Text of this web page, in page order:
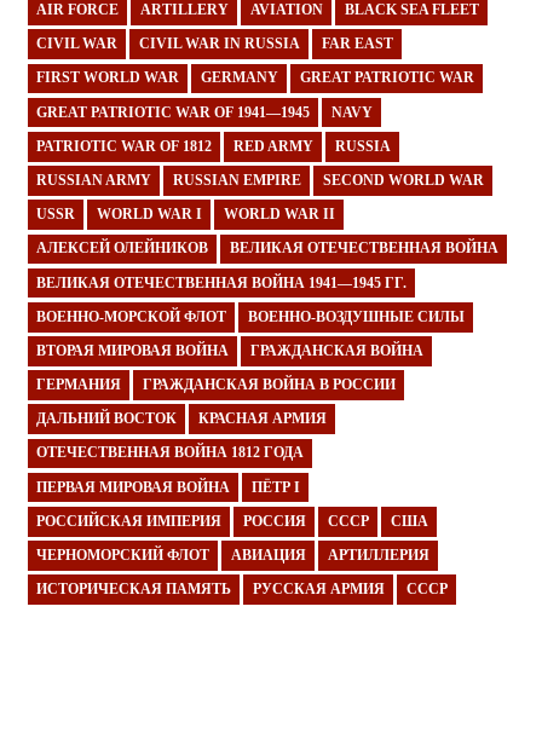
AIR FORCE ARTILLERY AVIATION BLACK SEA FLEET
CIVIL WAR CIVIL WAR IN RUSSIA FAR EAST
FIRST WORLD WAR GERMANY GREAT PATRIOTIC WAR
GREAT PATRIOTIC WAR OF 1941—1945 NAVY
PATRIOTIC WAR OF 1812 RED ARMY RUSSIA
RUSSIAN ARMY RUSSIAN EMPIRE SECOND WORLD WAR
USSR WORLD WAR I WORLD WAR II
АЛЕКСЕЙ ОЛЕЙНИКОВ ВЕЛИКАЯ ОТЕЧЕСТВЕННАЯ ВОЙНА
ВЕЛИКАЯ ОТЕЧЕСТВЕННАЯ ВОЙНА 1941—1945 ГГ.
ВОЕННО-МОРСКОЙ ФЛОТ ВОЕННО-ВОЗДУШНЫЕ СИЛЫ
ВТОРАЯ МИРОВАЯ ВОЙНА ГРАЖДАНСКАЯ ВОЙНА
ГЕРМАНИЯ ГРАЖДАНСКАЯ ВОЙНА В РОССИИ
ДАЛЬНИЙ ВОСТОК КРАСНАЯ АРМИЯ
ОТЕЧЕСТВЕННАЯ ВОЙНА 1812 ГОДА
ПЕРВАЯ МИРОВАЯ ВОЙНА ПЁТР I
РОССИЙСКАЯ ИМПЕРИЯ РОССИЯ СССР США
ЧЕРНОМОРСКИЙ ФЛОТ АВИАЦИЯ АРТИЛЛЕРИЯ
ИСТОРИЧЕСКАЯ ПАМЯТЬ РУССКАЯ АРМИЯ СССР